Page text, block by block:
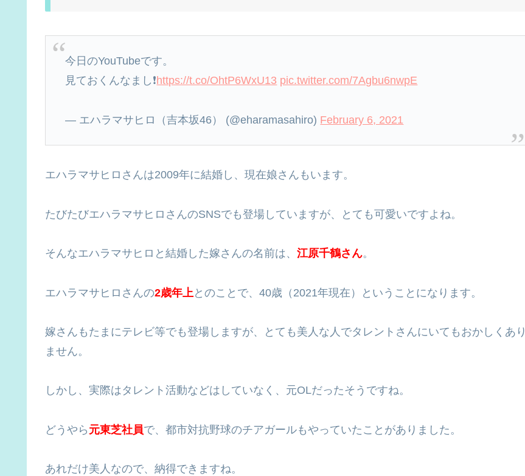
今日のYouTubeです。
見ておくんなまし❗️ https://t.co/OhtP6WxU13 pic.twitter.com/7Agbu6nwpE
— エハラマサヒロ（吉本坂46） (@eharamasahiro) February 6, 2021
エハラマサヒロさんは2009年に結婚し、現在娘さんもいます。
たびたびエハラマサヒロさんのSNSでも登場していますが、とても可愛いですよね。
そんなエハラマサヒロと結婚した嫁さんの名前は、 江原千鶴さん。
エハラマサヒロさんの2歳年上とのことで、40歳（2021年現在）ということになります。
嫁さんもたまにテレビ等でも登場しますが、とても美人な人でタレントさんにいてもおかしくあり
ません。
しかし、実際はタレント活動などはしていなく、元OLだったそうですね。
どうやら 元東芝社員で、都市対抗野球のチアガールもやっていたことがありました。
あれだけ美人なので、納得できますね。